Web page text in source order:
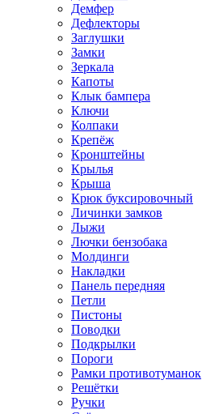
Демфер
Дефлекторы
Заглушки
Замки
Зеркала
Капоты
Клык бампера
Ключи
Колпаки
Крепёж
Кронштейны
Крылья
Крыша
Крюк буксировочный
Личинки замков
Лыжи
Лючки бензобака
Молдинги
Накладки
Панель передняя
Петли
Пистоны
Поводки
Подкрылки
Пороги
Рамки противотуманок
Решётки
Ручки